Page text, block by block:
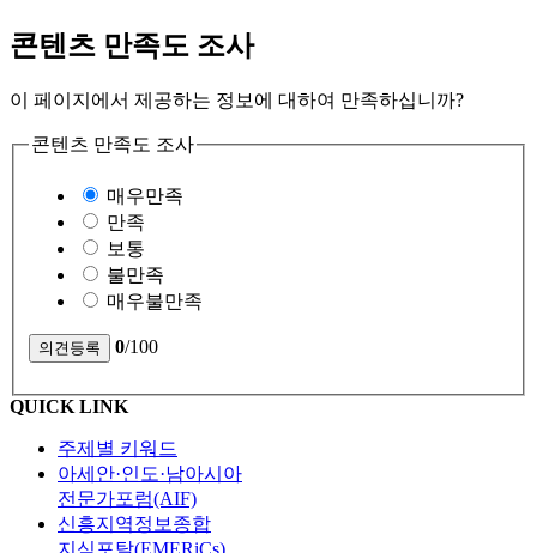
콘텐츠 만족도 조사
이 페이지에서 제공하는 정보에 대하여 만족하십니까?
콘텐츠 만족도 조사
매우만족
만족
보통
불만족
매우불만족
0/100
QUICK LINK
주제별 키워드
아세안·인도·남아시아
전문가포럼(AIF)
신흥지역정보종합